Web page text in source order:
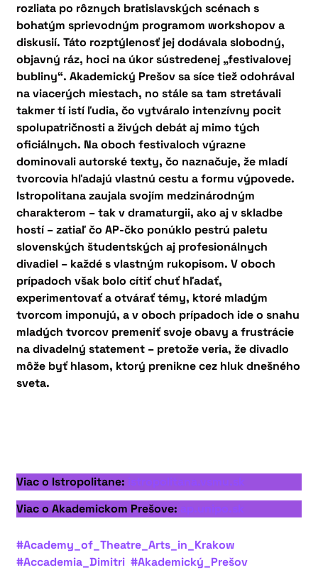
rozliata po rôznych bratislavských scénach s
bohatým sprievodným programom workshopov a
diskusií. Táto rozptýlenosť jej dodávala slobodný,
objavný ráz, hoci na úkor sústredenej „festivalovej
bubliny“. Akademický Prešov sa síce tiež odohrával
na viacerých miestach, no stále sa tam stretávali
takmer tí istí ľudia, čo vytváralo intenzívny pocit
spolupatričnosti a živých debát aj mimo tých
oficiálnych. Na oboch festivaloch výrazne
dominovali autorské texty, čo naznačuje, že mladí
tvorcovia hľadajú vlastnú cestu a formu výpovede.
Istropolitana zaujala svojím medzinárodným
charakterom – tak v dramaturgii, ako aj v skladbe
hostí – zatiaľ čo AP-čko ponúklo pestrú paletu
slovenských študentských aj profesionálnych
divadiel – každé s vlastným rukopisom. V oboch
prípadoch však bolo cítiť chuť hľadať,
experimentovať a otvárať témy, ktoré mladým
tvorcom imponujú, a v oboch prípadoch ide o snahu
mladých tvorcov premeniť svoje obavy a frustrácie
na divadelný statement – pretože veria, že divadlo
môže byť hlasom, ktorý prenikne cez hluk dnešného
sveta.
Viac o Istropolitane: istropolitana.vsmu.sk
Viac o Akademickom Prešove: ap.unipo.sk
#Academy_of_Theatre_Arts_in_Krakow
#Accademia_Dimitri #Akademický_Prešov